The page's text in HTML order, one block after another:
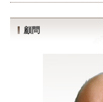
顧問